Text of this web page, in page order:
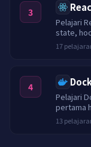
3
Pelajari
state,
routing,
capstone.
17
4
Pelajari
pertama
jaringan,
multi-
13